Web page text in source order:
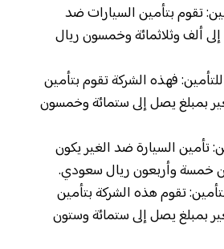
تقوم بتأمين السيارات ضد
ألف وثلاثمائة وخمسون ريال
للتأمين: فهذه الشركة تقوم بتأمين
بمبلغ يصل إلى ستمائة وخمسون
تأمين السيارة ضد الغير يكون
خمسة وأربعون ريال سعودي.
تقوم هذه الشركة بتأمين
بمبلغ يصل إلى ستمائة وستون